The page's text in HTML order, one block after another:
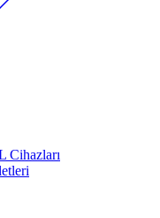
Cihazları